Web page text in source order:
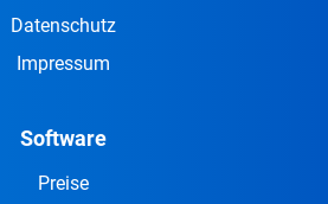
Datenschutz
Impressum
Software
Preise